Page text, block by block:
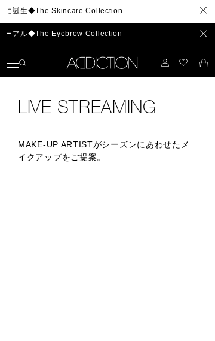
に誕生◆The Skincare Collection
ーアル◆The Eyebrow Collection
LIVE STREAMING
MAKE-UP ARTISTがシーズンにあわせたメ
イクアップをご提案。